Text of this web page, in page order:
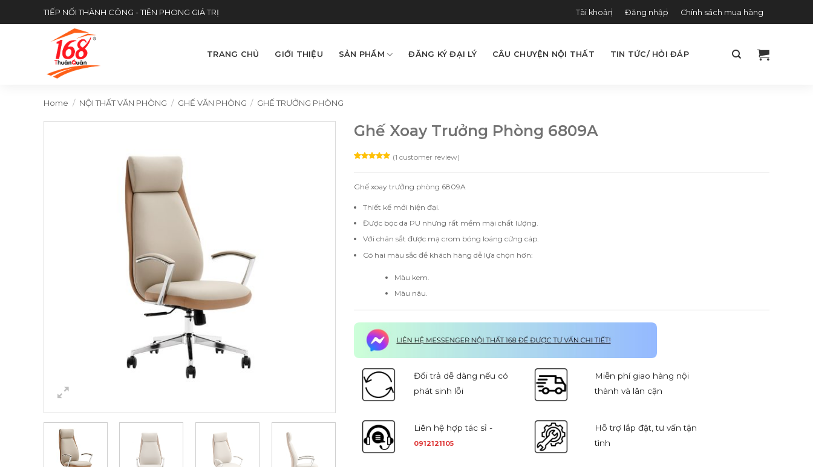
to
TIẾP NỐI THÀNH CÔNG - TIÊN PHONG GIÁ TRỊ Tài khoản Đăng nhập Chính sách mua hàng
TRANG CHỦ GIỚI THIỆU SẢN PHẨM ĐĂNG KÝ ĐẠI LÝ CÂU CHUYỆN NỘI THẤT TIN TỨC/ HỎI ĐÁP
Home / NỘI THẤT VĂN PHÒNG / GHẾ VĂN PHÒNG / GHẾ TRƯỞNG PHÒNG
Ghế Xoay Trưởng Phòng 6809A
out of 5
customer
(1 customer review)
Ghế xoay trưởng phòng 6809A
Thiết kế mới hiện đại.
Được bọc da PU nhưng rất mềm mại chất lượng.
Với chân sắt được mạ crom bóng loáng cứng cáp.
Có hai màu sắc để khách hàng dễ lựa chọn hơn:
Màu kem.
Màu nâu.
Đổi trả dễ dàng nếu có
phát sinh lỗi
Liên hệ hợp tác sỉ -
0912121105
Miễn phí giao hàng nội
thành và lân cận
Hỗ trợ lắp đặt, tư vấn tận
tình